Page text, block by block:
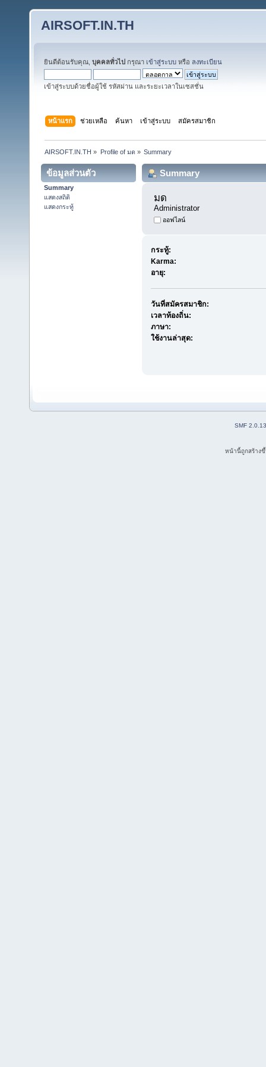
AIRSOFT.IN.TH
ยินดีต้อนรับคุณ, บุคคลทั่วไป กรุณา เข้าสู่ระบบ หรือ ลงทะเบียน
เข้าสู่ระบบด้วยชื่อผู้ใช้ รหัสผ่าน และระยะเวลาในเซสชั่น
หน้าแรก ช่วยเหลือ ค้นหา เข้าสู่ระบบ สมัครสมาชิก
AIRSOFT.IN.TH » Profile of มด » Summary
ข้อมูลส่วนตัว
Summary
แสดงสถิติ
แสดงกระทู้
Summary
มด
Administrator
ออฟไลน์
กระทู้:
Karma:
อายุ:
วันที่สมัครสมาชิก:
เวลาท้องถิ่น:
ภาษา:
ใช้งานล่าสุด:
SMF 2.0.13
หน้านี้ถูกสร้าง